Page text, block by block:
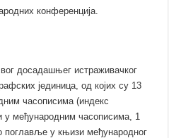
конференција.
досадашњег истраживачког
јединица, од којих су 13
часописима (индекс
у међународним часописима, 1
поглавље у књизи међународног